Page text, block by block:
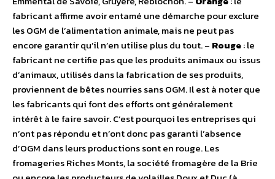
fabricant affirme avoir entamé une démarche pour exclure
les OGM de l’alimentation animale, mais ne peut pas
encore garantir qu’il n’en utilise plus du tout. – Rouge: le
fabricant ne certifie pas que les produits animaux ou issus
d’animaux, utilisés dans la fabrication de ses produits,
proviennent de bêtes nourries sans OGM. Il est à noter que
les fabricants qui font des efforts ont généralement
intérêt à le faire savoir. C’est pourquoi les entreprises qui
n’ont pas répondu et n’ont donc pas garanti l’absence
d’OGM dans leurs productions sont en rouge. Les
fromageries Riches Monts, la société fromagère de la Brie